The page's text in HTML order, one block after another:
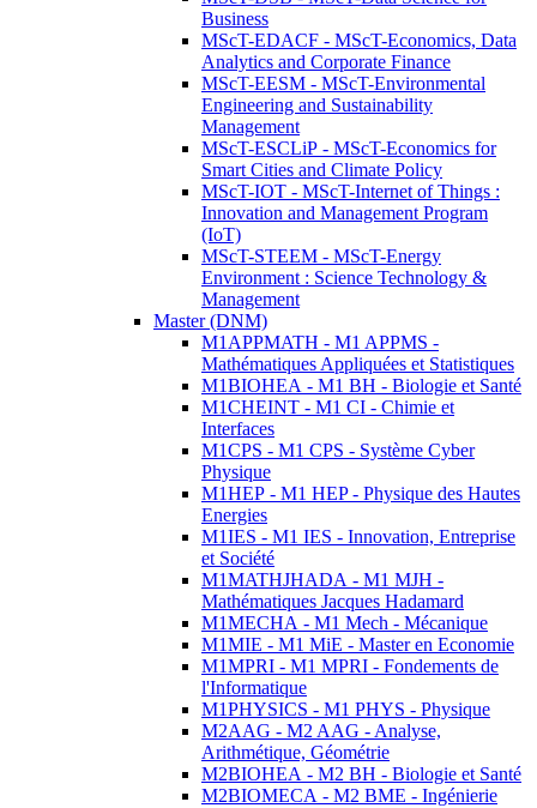
Business
MScT-EDACF - MScT-Economics, Data
Analytics and Corporate Finance
MScT-EESM - MScT-Environmental
Engineering and Sustainability
Management
MScT-ESCLiP - MScT-Economics for
Smart Cities and Climate Policy
MScT-IOT - MScT-Internet of Things :
Innovation and Management Program
(IoT)
MScT-STEEM - MScT-Energy
Environment : Science Technology &
Management
Master (DNM)
M1APPMATH - M1 APPMS -
Mathématiques Appliquées et Statistiques
M1BIOHEA - M1 BH - Biologie et Santé
M1CHEINT - M1 CI - Chimie et
Interfaces
M1CPS - M1 CPS - Système Cyber
Physique
M1HEP - M1 HEP - Physique des Hautes
Energies
M1IES - M1 IES - Innovation, Entreprise
et Société
M1MATHJHADA - M1 MJH -
Mathématiques Jacques Hadamard
M1MECHA - M1 Mech - Mécanique
M1MIE - M1 MiE - Master en Economie
M1MPRI - M1 MPRI - Fondements de
l'Informatique
M1PHYSICS - M1 PHYS - Physique
M2AAG - M2 AAG - Analyse,
Arithmétique, Géométrie
M2BIOHEA - M2 BH - Biologie et Santé
M2BIOMECA - M2 BME - Ingénierie